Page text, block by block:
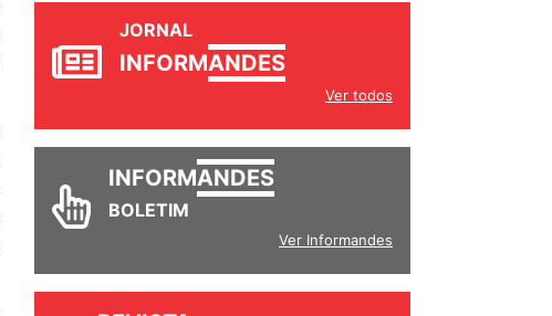
JORNAL
Ver todos
INFORM
Ver Informandes